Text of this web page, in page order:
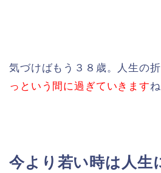
気づけばもう３８歳。人生の折
っという間に過ぎていきますね
今より若い時は人生